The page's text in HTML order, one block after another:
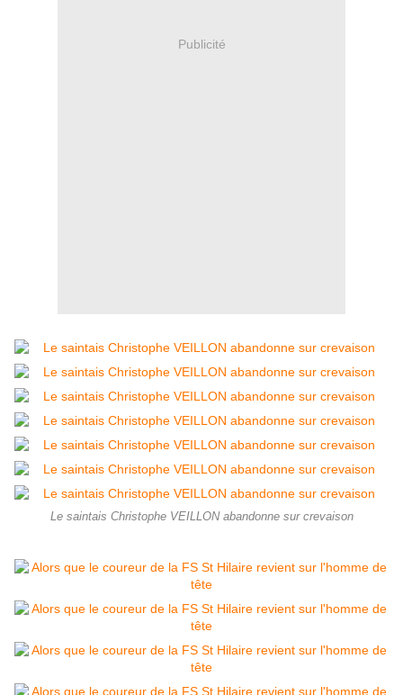
Publicité
Le saintais Christophe VEILLON abandonne sur crevaison